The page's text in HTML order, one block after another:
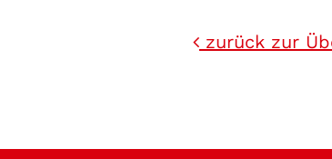
zurück zur